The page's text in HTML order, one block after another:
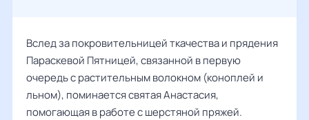
Вслед за покровительницей ткачества и прядения
Параскевой Пятницей, связанной в первую
очередь с растительным волокном (коноплей и
льном), поминается святая Анастасия,
помогающая в работе с шерстяной пряжей.